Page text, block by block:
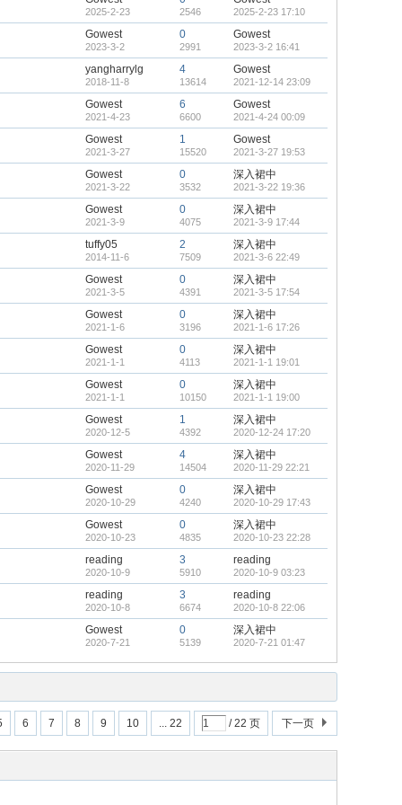
2025-2-23 2546 2025-2-23 17:10
Gowest
2023-3-2
0
2991
Gowest
2023-3-2 16:41
yangharrylg
2018-11-8
4
13614
Gowest
2021-12-14 23:09
Gowest
2021-4-23
6
6600
Gowest
2021-4-24 00:09
Gowest
2021-3-27
1
15520
Gowest
2021-3-27 19:53
Gowest
2021-3-22
0
3532
深入裙中
2021-3-22 19:36
Gowest
2021-3-9
0
4075
深入裙中
2021-3-9 17:44
tuffy05
2014-11-6
2
7509
深入裙中
2021-3-6 22:49
Gowest
2021-3-5
0
4391
深入裙中
2021-3-5 17:54
Gowest
2021-1-6
0
3196
深入裙中
2021-1-6 17:26
Gowest
2021-1-1
0
4113
深入裙中
2021-1-1 19:01
Gowest
2021-1-1
0
10150
深入裙中
2021-1-1 19:00
Gowest
2020-12-5
1
4392
深入裙中
2020-12-24 17:20
Gowest
2020-11-29
4
14504
深入裙中
2020-11-29 22:21
Gowest
2020-10-29
0
4240
深入裙中
2020-10-29 17:43
Gowest
2020-10-23
0
4835
深入裙中
2020-10-23 22:28
reading
2020-10-9
3
5910
reading
2020-10-9 03:23
reading
2020-10-8
3
6674
reading
2020-10-8 22:06
Gowest
2020-7-21
0
5139
深入裙中
2020-7-21 01:47
6 7 8 9 10 ... 22 / 22 页 下一页